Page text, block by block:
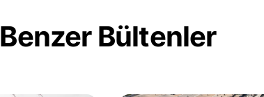
Benzer Bültenler